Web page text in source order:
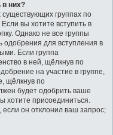
в них?
группах по
вы хотите вступить в
Однако не все группы
одобрения для вступления в
Если группа
в ней, щёлкнув по
на участие в группе,
щёлкнув по
будет одобрить ваше
хотите присоединиться.
он отклонил ваш запрос;